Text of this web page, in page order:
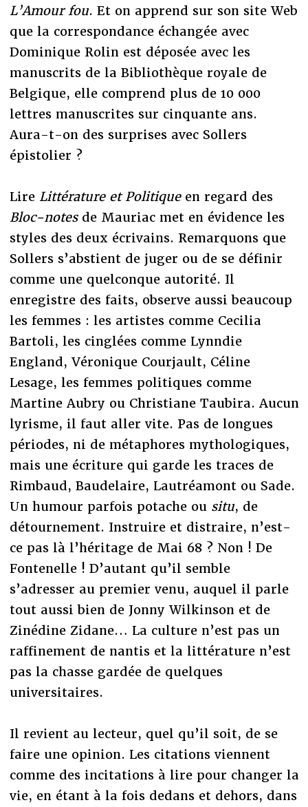
L’Amour fou. Et on apprend sur son site Web
que la correspondance échangée avec
Dominique Rolin est déposée avec les
manuscrits de la Bibliothèque royale de
Belgique, elle comprend plus de 10 000
lettres manuscrites sur cinquante ans.
Aura-t-on des surprises avec Sollers
épistolier ?
Lire Littérature et Politiqueen regard des
Bloc-notesde Mauriac met en évidence les
styles des deux écrivains. Remarquons que
Sollers s’abstient de juger ou de se définir
comme une quelconque autorité. Il
enregistre des faits, observe aussi beaucoup
les femmes : les artistes comme Cecilia
Bartoli, les cinglées comme Lynndie
England, Véronique Courjault, Céline
Lesage, les femmes politiques comme
Martine Aubry ou Christiane Taubira. Aucun
lyrisme, il faut aller vite. Pas de longues
périodes, ni de métaphores mythologiques,
mais une écriture qui garde les traces de
Rimbaud, Baudelaire, Lautréamont ou Sade.
Un humour parfois potache ou situ, de
détournement. Instruire et distraire, n’est-
ce pas là l’héritage de Mai 68 ? Non ! De
Fontenelle ! D’autant qu’il semble
s’adresser au premier venu, auquel il parle
tout aussi bien de Jonny Wilkinson et de
Zinédine Zidane… La culture n’est pas un
raffinement de nantis et la littérature n’est
pas la chasse gardée de quelques
universitaires.
Il revient au lecteur, quel qu’il soit, de se
faire une opinion. Les citations viennent
comme des incitations à lire pour changer la
vie, en étant à la fois dedans et dehors, dans